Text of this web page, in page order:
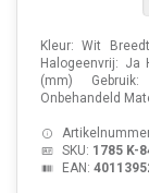
Kleur: Wit
Halogeenvrij: Ja
(mm) Gebruik:
Onbehandeld
SKU: 1785 K-
EAN: